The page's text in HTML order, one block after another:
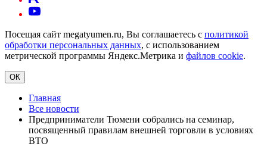
Посещая сайт megatyumen.ru, Вы соглашаетесь с политикой
обработки персональных данных, с использованием
метрической программы Яндекс.Метрика и файлов cookie.
ОК
Главная
Все новости
Предприниматели Тюмени собрались на семинар,
посвященный правилам внешней торговли в условиях
ВТО